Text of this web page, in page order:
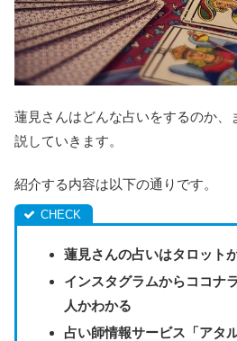
蓮見さんはどんな占いをするのか、
説していきます。
紹介する内容は以下の通りです。
蓮見さんの占いはタロット
インスタグラムからココナ
人かわかる
占い師情報サービス「アタ